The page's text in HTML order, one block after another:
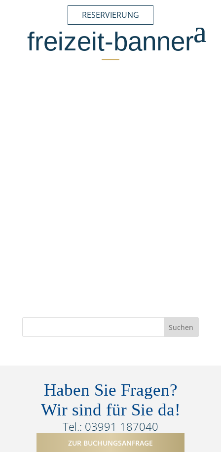
RESERVIERUNG
freizeit-banner
Haben Sie Fragen?
Wir sind für Sie da!
Tel.: 03991 187040
ZUR BUCHUNGSANFRAGE